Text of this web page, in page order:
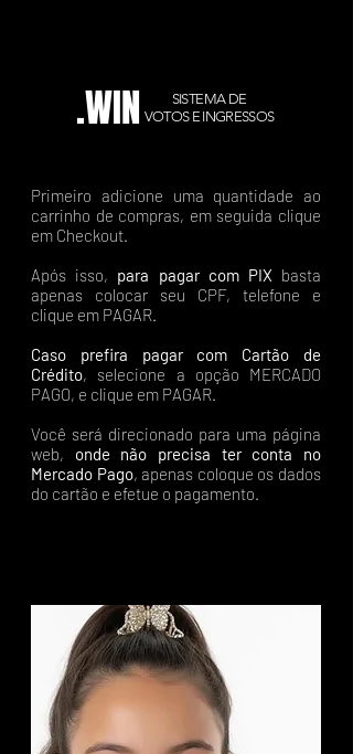
.WIN
SISTEMA DE
VOTOS E INGRESSOS
Primeiro adicione uma quantidade ao
carrinho de compras, em seguida clique
em Checkout.
Após isso, para pagar com PIX basta
apenas colocar seu CPF, telefone e
clique em PAGAR.
Caso prefira pagar com Cartão de
Crédito, selecione a opção MERCADO
PAGO, e clique em PAGAR.
Você será direcionado para uma página
web, onde não precisa ter conta no
Mercado Pago, apenas coloque os dados
do cartão e efetue o pagamento.